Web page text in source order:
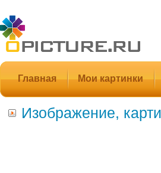
Главная Мои картинки
Изображение,